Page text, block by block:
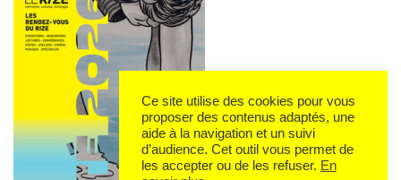
Ce site utilise des cookies pour vous
proposer des contenus adaptés, une
aide à la navigation et un suivi
d’audience. Cet outil vous permet de
les accepter ou de les refuser. En